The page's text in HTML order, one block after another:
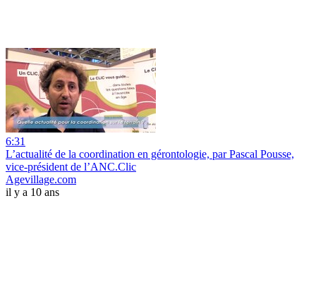
6:31
L’actualité de la coordination en gérontologie, par Pascal Pousse,
vice-président de l’ANC.Clic
Agevillage.com
il y a 10 ans